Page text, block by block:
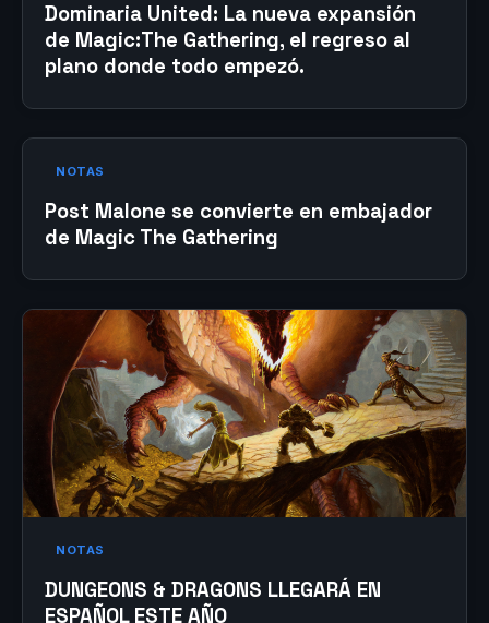
Dominaria United: La nueva expansión
de Magic:The Gathering, el regreso al
plano donde todo empezó.
NOTAS
Post Malone se convierte en embajador
de Magic The Gathering
NOTAS
DUNGEONS & DRAGONS LLEGARÁ EN
ESPAÑOL ESTE AÑO